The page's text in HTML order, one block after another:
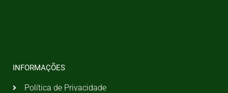
INFORMAÇÕES
Política de Privacidade